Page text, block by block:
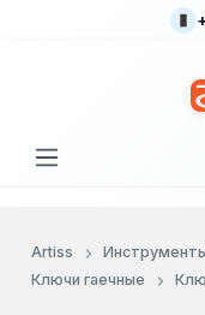
Перейти к
Artiss
Ключи гаечные